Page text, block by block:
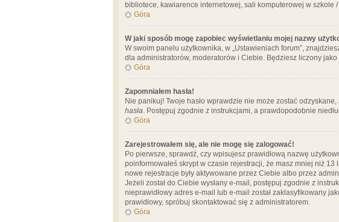
bibliotece, kawiarence internetowej, sali komputerowej w szkole
Góra
W jaki sposób mogę zapobiec wyświetlaniu mojej nazwy
W swoim panelu użytkownika, w „Ustawieniach forum”,
dla administratorów, moderatorów i Ciebie. Będziesz liczony jako
Góra
Zapomniałem hasła!
Nie panikuj! Twoje hasło wprawdzie nie może zostać
hasła. Postępuj zgodnie z instrukcjami, a prawdopodobnie
Góra
Zarejestrowałem się, ale nie mogę się zalogować!
Po pierwsze, sprawdź, czy wpisujesz prawidłową nazwę
poinformowałeś skrypt w czasie rejestracji, że masz mniej niż
nowe rejestracje były aktywowane przez Ciebie albo przez
Jeżeli został do Ciebie wysłany e-mail, postępuj zgodnie z
nieprawidłowy adres e-mail lub e-mail został zaklasyfikowany
prawidłowy, spróbuj skontaktować się z administratorem.
Góra